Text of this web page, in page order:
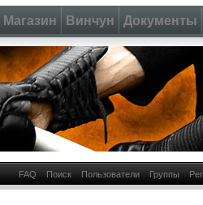
Магазин Винчун Документы
FAQ Поиск Пользователи Группы